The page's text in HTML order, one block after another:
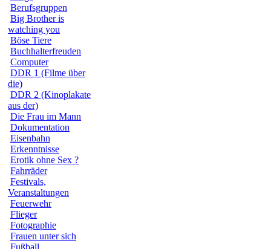
Berufsgruppen
Big Brother is
watching you
Böse Tiere
Buchhalterfreuden
Computer
DDR 1 (Filme über
die)
DDR 2 (Kinoplakate
aus der)
Die Frau im Mann
Dokumentation
Eisenbahn
Erkenntnisse
Erotik ohne Sex ?
Fahrräder
Festivals,
Veranstaltungen
Feuerwehr
Flieger
Fotographie
Frauen unter sich
Fußball